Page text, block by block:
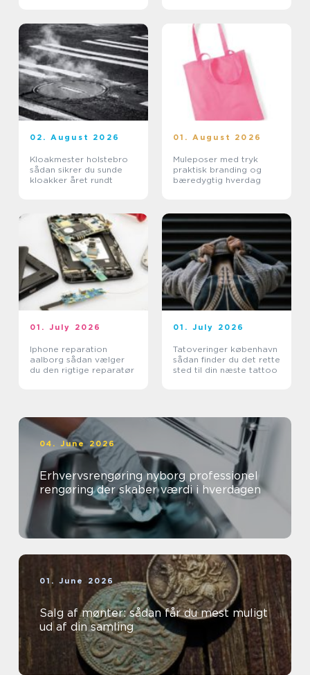
02. August 2026
Kloakmester holstebro
sådan sikrer du sunde
kloakker året rundt
01. August 2026
Muleposer med tryk
praktisk branding og
bæredygtig hverdag
01. July 2026
Iphone reparation
aalborg sådan vælger
du den rigtige reparatør
01. July 2026
Tatoveringer københavn
sådan finder du det rette
sted til din næste tattoo
04. June 2026
Erhvervsrengøring nyborg professionel
rengøring der skaber værdi i hverdagen
01. June 2026
Salg af mønter: sådan får du mest muligt
ud af din samling